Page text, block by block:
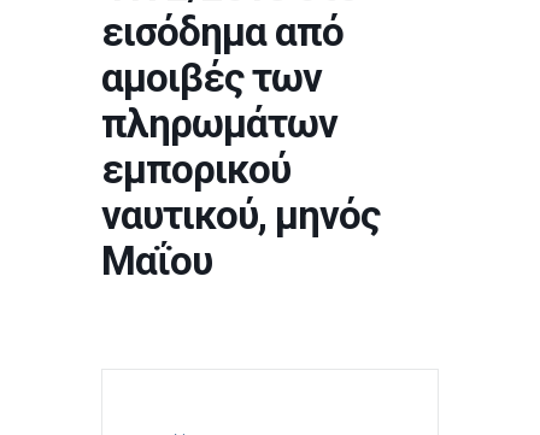
εισόδημα από
αμοιβές των
πληρωμάτων
εμπορικού
ναυτικού, μηνός
Μαΐου